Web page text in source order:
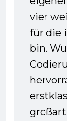
vier
für die
bin.